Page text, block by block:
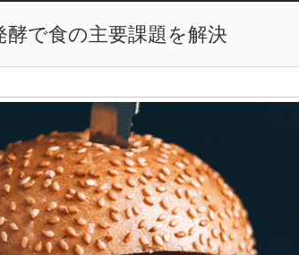
酵で食の主要課題を解決